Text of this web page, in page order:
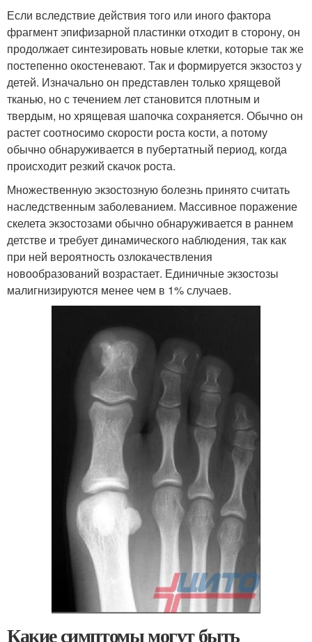
Если вследствие действия того или иного фактора
фрагмент эпифизарной пластинки отходит в сторону, он
продолжает синтезировать новые клетки, которые так же
постепенно окостеневают. Так и формируется экзостоз у
детей. Изначально он представлен только хрящевой
тканью, но с течением лет становится плотным и
твердым, но хрящевая шапочка сохраняется. Обычно он
растет соотносимо скорости роста кости, а потому
обычно обнаруживается в пубертатный период, когда
происходит резкий скачок роста.
Множественную экзостозную болезнь принято считать
наследственным заболеванием. Массивное поражение
скелета экзостозами обычно обнаруживается в раннем
детстве и требует динамического наблюдения, так как
при ней вероятность озлокачествления
новообразований возрастает. Единичные экзостозы
малигнизируются менее чем в 1% случаев.
Какие симптомы могут быть